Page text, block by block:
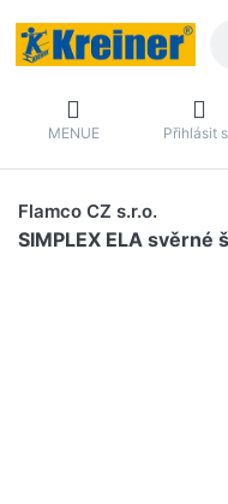
MENUE Přihlásit
Flamco CZ s.r.o.
SIMPLEX ELA svěrné